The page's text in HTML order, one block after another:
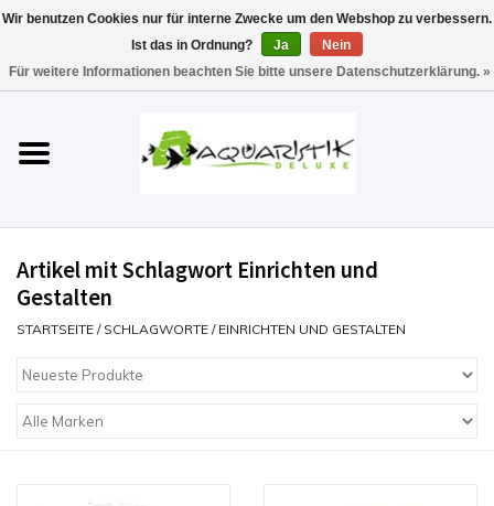
Aquarien
Technik
Futter
Pflege
Artikel mit Schlagwort Einrichten und
Gestalten
STARTSEITE / SCHLAGWORTE / EINRICHTEN UND GESTALTEN
Wir benutzen Cookies nur für interne Zwecke um den Webshop zu verbessern.
Ist das in Ordnung?
Ja
Nein
Für weitere Informationen beachten Sie bitte unsere Datenschutzerklärung. »